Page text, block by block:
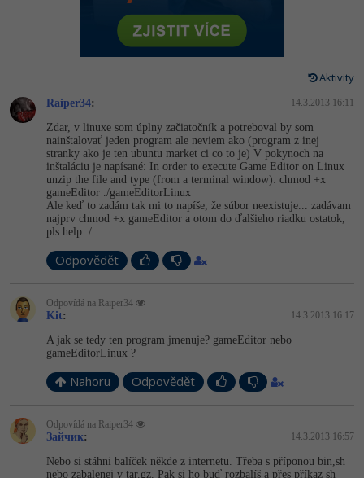
HTML5, CSS3, Bootstrap, SEO
Testování a verzování
UML a návrhové vzory
React
Spring
ASP.NET MVC
Django
Best practices
Python
HTML / CSS
UML a návrhové vzory
MySQL/MariaDB
MS-SQL
SQLite
Vývojář mobilních aplikací
Specialista na AI a bigdata
Webdesigner
Tester
Systémový administrátor
Grafik / UX/UI návrhář
Databázový analytik
Copywriter
WordPress specialista
SEO specialista
-80%
-80%
C++ -80%
Swift -80%
Kotlin -80%
Návrh SW
Algoritmy -41%
Umělá inteligence (AI)
Pro děti
Digitální gramotnost
Marketing -30%
SEO -30%
UX
Business
Kryptoměny
Google Dokumenty
Windows
Aktivity
Raiper34: 14.3.2013 16:11
Zdar, v linuxe som úplny začiatočník a potreboval by som
nainštalovať jeden program ale neviem ako (program z inej
stranky ako je ten ubuntu market ci co to je) V pokynoch na
inštaláciu je napísané: In order to execute Game Editor on Linux
unzip the file and type (from a terminal window): chmod +x
gameEditor ./gameEditorLinux
Ale keď to zadám tak mi to napíše, že súbor neexistuje... zadávam
najprv chmod +x gameEditor a otom do ďalšieho riadku ostatok,
pls help :/
Odpovědět
Odpovídá na Raiper34
Kit: 14.3.2013 16:17
A jak se tedy ten program jmenuje? gameEditor nebo
gameEditorLinux ?
Nahoru Odpovědět
Odpovídá na Raiper34
Зайчик: 14.3.2013 16:57
Nebo si stáhni balíček někde z internetu. Třeba s příponou bin,sh
nebo zabalenej v tar.gz. Pak si ho buď rozbalíš a přes příkaz sh